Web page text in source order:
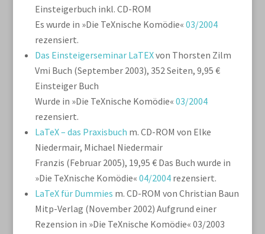
Einsteigerbuch inkl. CD-ROM
Es wurde in »Die TeXnische Komödie« 03/2004
rezensiert.
Das Einsteigerseminar LaTEXvon Thorsten Zilm
Vmi Buch (September 2003), 352 Seiten, 9,95 €
Einsteiger Buch
Wurde in »Die TeXnische Komödie« 03/2004
rezensiert.
LaTeX – das Praxisbuch m. CD-ROM von Elke
Niedermair, Michael Niedermair
Franzis (Februar 2005), 19,95 € Das Buch wurde in
»Die TeXnische Komödie« 04/2004rezensiert.
LaTeX für Dummies m. CD-ROM von Christian Baun
Mitp-Verlag (November 2002) Aufgrund einer
Rezension in »Die TeXnische Komödie« 03/2003